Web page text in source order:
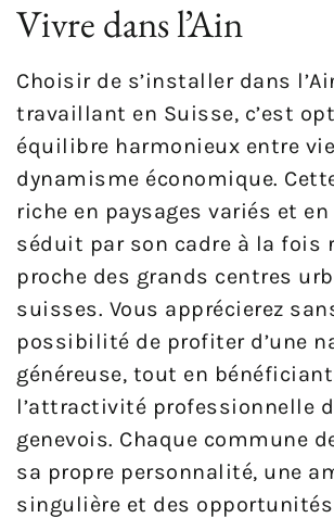
Vivre dans l’Ain
Choisir de s’installer dans
travaillant en Suisse, c’est
équilibre harmonieux entre
dynamisme économique.
riche en paysages variés et
séduit par son cadre à la fois
proche des grands centres
suisses. Vous apprécierez
possibilité de profiter d’une
généreuse, tout en
l’attractivité professionnelle
genevois. Chaque commune
sa propre personnalité, une
singulière et des